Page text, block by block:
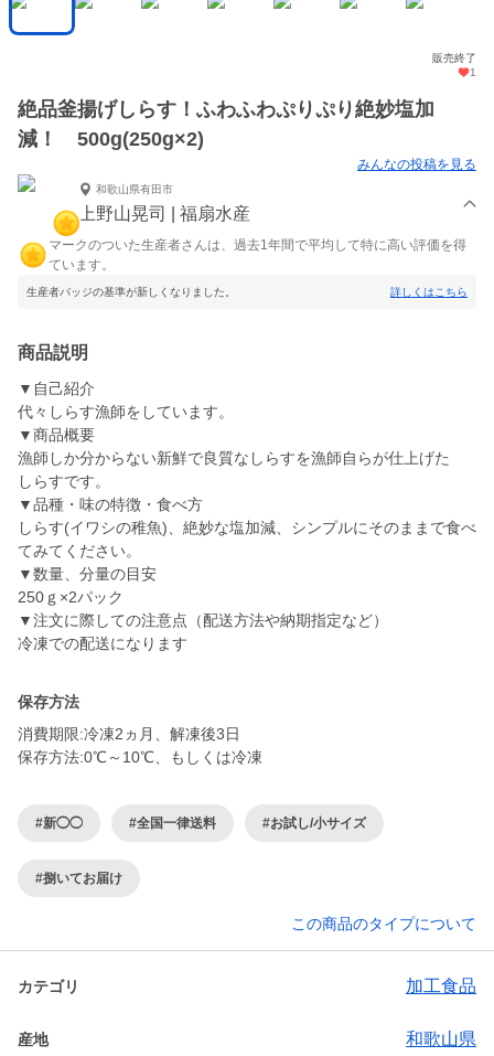
販売終了
1
絶品釜揚げしらす！ふわふわぷりぷり絶妙塩加
減！ 500g(250g×2)
みんなの投稿を見る
和歌山県有田市
上野山晃司 | 福扇水産
マークのついた生産者さんは、過去1年間で平均して特に高い評価を得
ています。
生産者バッジの基準が新しくなりました。 詳しくはこちら
商品説明
▼自己紹介
代々しらす漁師をしています。
▼商品概要
漁師しか分からない新鮮で良質なしらすを漁師自らが仕上げた
しらすです。
▼品種・味の特徴・食べ方
しらす(イワシの稚魚)、絶妙な塩加減、シンプルにそのままで食べ
てみてください。
▼数量、分量の目安
250ｇ×2パック
▼注文に際しての注意点（配送方法や納期指定など）
冷凍での配送になります
保存方法
消費期限:冷凍2ヵ月、解凍後3日
保存方法:0℃～10℃、もしくは冷凍
#新◯◯ #全国一律送料 #お試し/小サイズ
#捌いてお届け
この商品のタイプについて
カテゴリ 加工食品
産地 和歌山県